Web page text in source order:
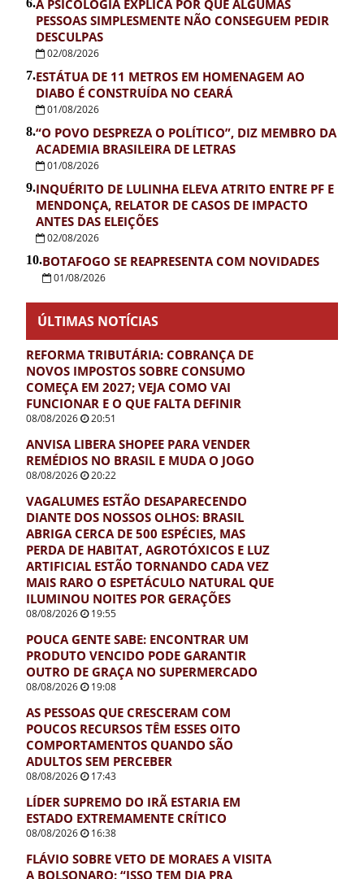
A PSICOLOGIA EXPLICA POR QUE ALGUMAS
PESSOAS SIMPLESMENTE NÃO CONSEGUEM PEDIR
DESCULPAS
02/08/2026
7.ESTÁTUA DE 11 METROS EM HOMENAGEM AO
DIABO É CONSTRUÍDA NO CEARÁ
01/08/2026
8.“O POVO DESPREZA O POLÍTICO”, DIZ MEMBRO DA
ACADEMIA BRASILEIRA DE LETRAS
01/08/2026
9.INQUÉRITO DE LULINHA ELEVA ATRITO ENTRE PF E
MENDONÇA, RELATOR DE CASOS DE IMPACTO
ANTES DAS ELEIÇÕES
02/08/2026
10.BOTAFOGO SE REAPRESENTA COM NOVIDADES
01/08/2026
ÚLTIMAS NOTÍCIAS
REFORMA TRIBUTÁRIA: COBRANÇA DE
NOVOS IMPOSTOS SOBRE CONSUMO
COMEÇA EM 2027; VEJA COMO VAI
FUNCIONAR E O QUE FALTA DEFINIR
08/08/2026 20:51
ANVISA LIBERA SHOPEE PARA VENDER
REMÉDIOS NO BRASIL E MUDA O JOGO
08/08/2026 20:22
VAGALUMES ESTÃO DESAPARECENDO
DIANTE DOS NOSSOS OLHOS: BRASIL
ABRIGA CERCA DE 500 ESPÉCIES, MAS
PERDA DE HABITAT, AGROTÓXICOS E LUZ
ARTIFICIAL ESTÃO TORNANDO CADA VEZ
MAIS RARO O ESPETÁCULO NATURAL QUE
ILUMINOU NOITES POR GERAÇÕES
08/08/2026 19:55
POUCA GENTE SABE: ENCONTRAR UM
PRODUTO VENCIDO PODE GARANTIR
OUTRO DE GRAÇA NO SUPERMERCADO
08/08/2026 19:08
AS PESSOAS QUE CRESCERAM COM
POUCOS RECURSOS TÊM ESSES OITO
COMPORTAMENTOS QUANDO SÃO
ADULTOS SEM PERCEBER
08/08/2026 17:43
LÍDER SUPREMO DO IRÃ ESTARIA EM
ESTADO EXTREMAMENTE CRÍTICO
08/08/2026 16:38
FLÁVIO SOBRE VETO DE MORAES A VISITA
A BOLSONARO: “ISSO TEM DIA PRA